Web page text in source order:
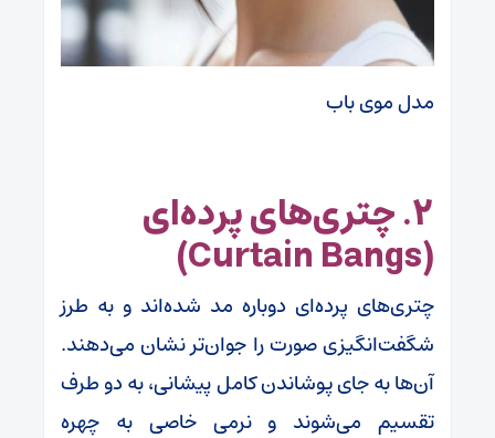
مدل موی باب
۲. چتری‌های پرده‌ای
(Curtain Bangs)
چتری‌های پرده‌ای دوباره مد شده‌اند و به طرز
شگفت‌انگیزی صورت را جوان‌تر نشان می‌دهند.
آن‌ها به جای پوشاندن کامل پیشانی، به دو طرف
تقسیم می‌شوند و نرمی خاصی به چهره